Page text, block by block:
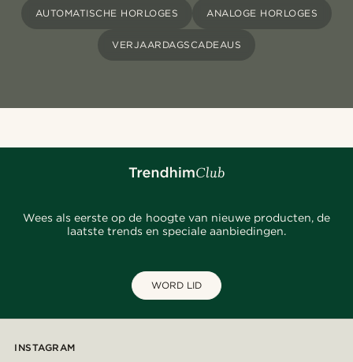
AUTOMATISCHE HORLOGES ANALOGE HORLOGES
VERJAARDAGSCADEAUS
Wees als eerste op de hoogte van nieuwe producten, de
laatste trends en speciale aanbiedingen.
WORD LID
INSTAGRAM